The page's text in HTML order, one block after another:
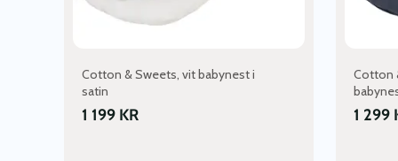
Cotton & Sweets, vit babynest i
satin
1 199 KR
Cotton
1 299